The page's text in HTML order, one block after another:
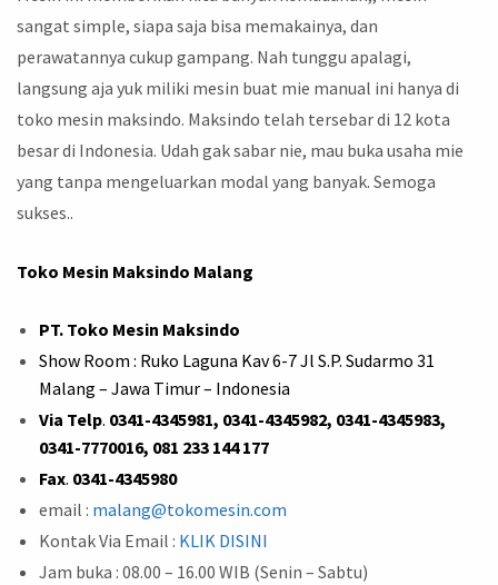
sangat simple, siapa saja bisa memakainya, dan
perawatannya cukup gampang. Nah tunggu apalagi,
langsung aja yuk miliki mesin buat mie manual ini hanya di
toko mesin maksindo. Maksindo telah tersebar di 12 kota
besar di Indonesia. Udah gak sabar nie, mau buka usaha mie
yang tanpa mengeluarkan modal yang banyak. Semoga
sukses..
Toko Mesin Maksindo Malang
PT. Toko Mesin Maksindo
Show Room : Ruko Laguna Kav 6-7 Jl S.P. Sudarmo 31
Malang – Jawa Timur – Indonesia
Via Telp. 0341-4345981, 0341-4345982, 0341-4345983,
0341-7770016, 081 233 144 177
Fax. 0341-4345980
email : malang@tokomesin.com
Kontak Via Email : KLIK DISINI
Jam buka : 08.00 – 16.00 WIB (Senin – Sabtu)